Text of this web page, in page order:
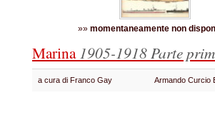
»» momentaneamente non
Marina1905-1918Parte
a cura di Franco Gay Armando Curcio